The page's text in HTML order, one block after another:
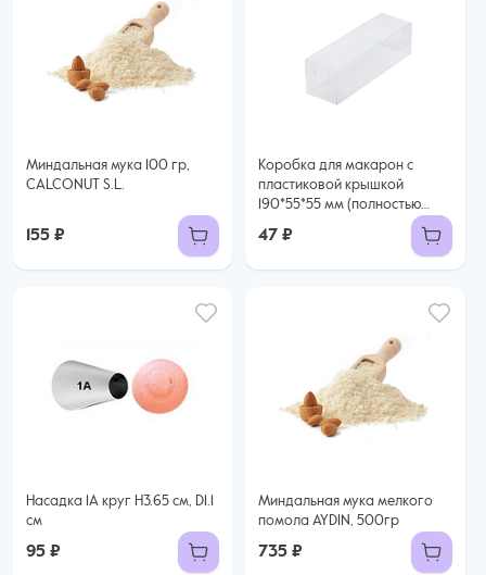
Миндальная мука 100 гр,
CALCONUT S.L.
155 ₽
Коробка для макарон с
пластиковой крышкой
190*55*55 мм (полностью
47 ₽
Насадка 1А круг H3.65 см, D1.1
см
95 ₽
Миндальная мука мелкого
помола AYDIN, 500гр
735 ₽